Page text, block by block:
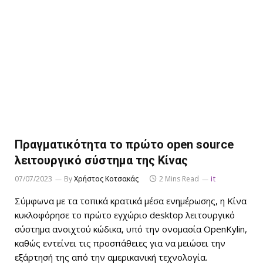
Πραγματικότητα το πρώτο open source
λειτουργικό σύστημα της Κίνας
07/07/2023 ByΧρήστος Κοτσακάς 2 Mins Read it
Σύμφωνα με τα τοπικά κρατικά μέσα ενημέρωσης, η Κίνα
κυκλοφόρησε το πρώτο εγχώριο desktop λειτουργικό
σύστημα ανοιχτού κώδικα, υπό την ονομασία OpenKylin,
καθώς εντείνει τις προσπάθειες για να μειώσει την
εξάρτησή της από την αμερικανική τεχνολογία.